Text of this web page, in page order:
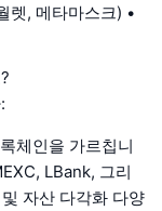
렛, 메타마스크) •
체인을 가르칩니
LBank, 그리
자산 다각화 다양